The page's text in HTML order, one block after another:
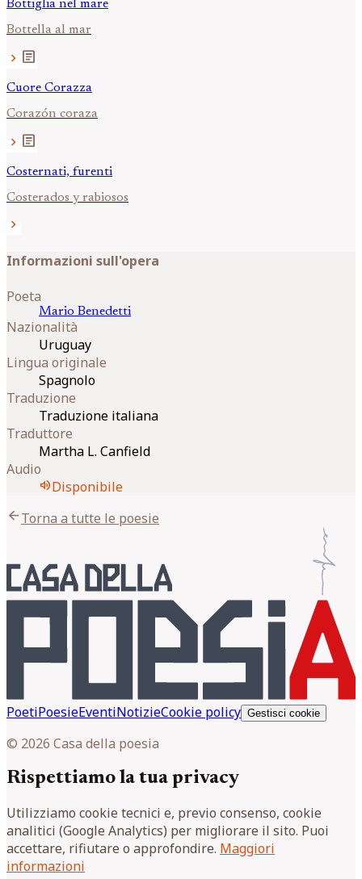
Bottiglia nel mare
Bottella al mar
chevron_right article
Cuore Corazza
Corazón coraza
chevron_right article
Costernati, furenti
Costerados y rabiosos
chevron_right
Informazioni sull'opera
Poeta
Mario Benedetti
Nazionalità
Uruguay
Lingua originale
Spagnolo
Traduzione
Traduzione italiana
Traduttore
Martha L. Canfield
Audio
volume_upDisponibile
arrow_backTorna a tutte le poesie
PoetiPoesieEventiNotizieCookie policy Gestisci cookie
© 2026 Casa della poesia
Rispettiamo la tua privacy
Utilizziamo cookie tecnici e, previo consenso, cookie
analitici (Google Analytics) per migliorare il sito. Puoi
accettare, rifiutare o approfondire. Maggiori
informazioni